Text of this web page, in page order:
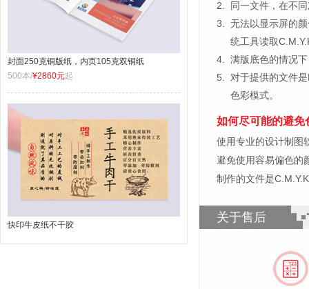
封面250克铜版纸，内页105克双铜纸
500本/¥2860元起
快印牛皮纸不干胶
2.
同一文件，在不
3.
无法以显示屏的
统工具读取
4.
满版底色的情况
5.
对于提供的文件
色彩模式。
如何尽可能的避免
使用专业的设计制图
避免使用容易偏色的
制作的文件是
关于售后